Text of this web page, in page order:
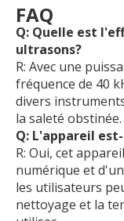
FAQ
Q: Quelle est
ultrasons?
R: Avec une
fréquence de 40
divers
la saleté obstinée.
Q: L'appareil
R: Oui, cet
numérique et
les utilisateurs
nettoyage et la